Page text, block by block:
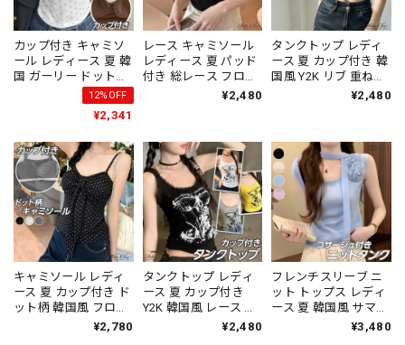
カップ付き キャミソ
ール レディース 夏 韓
国 ガーリー ドット柄
レース 胸元ギャザー
フロントリボン 2WAY
ホルターネック風 ク
トップ インナーいら
ず 華奢見え スリムフ
ィット 大人可愛い デ
ート カフェ お出かけ
[LS-CGT142]
12%OFF
¥2,341
レース キャミソール
レディース 夏 パッド
付き 総レース フロン
トリボン 細肩紐 ブラ
ンチガーリー 大人可
愛い フェミニン 着回
し デート お出かけ
[LS-CGT141]
¥2,480
タンクトップ レディ
ース 夏 カップ付き 韓
国風 Y2K リブ 重ね着
風 フェイクレイヤー
着やせ スポーティー
着回し インナー [LS-
CGT134]
¥2,480
キャミソール レディ
ース 夏 カップ付き ド
ット柄 韓国風 フロン
トリボン 細肩紐 スリ
¥2,780
タンクトップ レディ
ース 夏 カップ付き
Y2K 韓国風 レース リ
ブ グラフィック プリ
¥2,480
フレンチスリーブ ニ
ット トップス レディ
ース 夏 韓国風 サマー
ニット スカーフタイ
¥3,480